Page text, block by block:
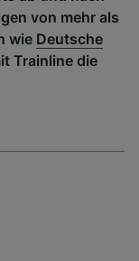
von mehr als
wie Deutsche
Trainline die